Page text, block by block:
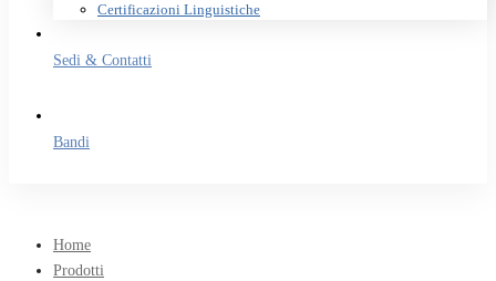
Certificazioni Linguistiche
Sedi & Contatti
Bandi
Home
Prodotti